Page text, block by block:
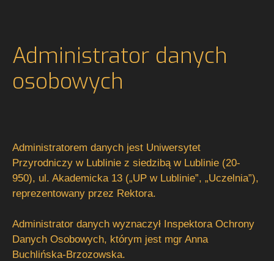
Administrator danych
osobowych
Administratorem danych jest Uniwersytet
Przyrodniczy w Lublinie z siedzibą w Lublinie (20-
950), ul. Akademicka 13 („UP w Lublinie”, „Uczelnia”),
reprezentowany przez Rektora.
Administrator danych wyznaczył Inspektora Ochrony
Danych Osobowych, którym jest mgr Anna
Buchlińska-Brzozowska.